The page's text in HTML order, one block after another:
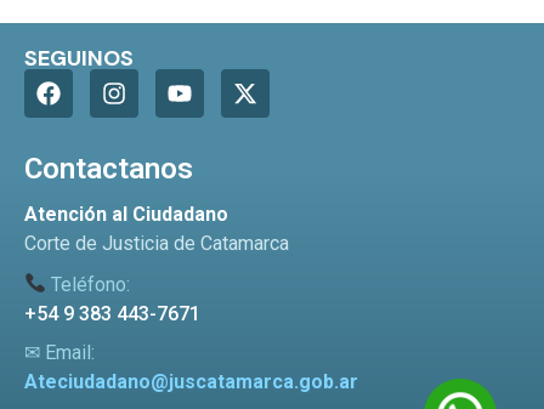
SEGUINOS
Contactanos
Atención al Ciudadano
Corte de Justicia de Catamarca
Teléfono:
+54 9 383 443-7671
✉ Email:
Ateciudadano@juscatamarca.gob.ar